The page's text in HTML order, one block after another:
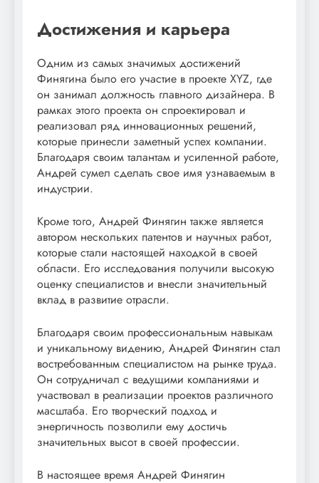
Достижения и карьера
Одним из самых значимых достижений
Финягина было его участие в проекте XYZ, где
он занимал должность главного дизайнера. В
рамках этого проекта он спроектировал и
реализовал ряд инновационных решений,
которые принесли заметный успех компании.
Благодаря своим талантам и усиленной работе,
Андрей сумел сделать свое имя узнаваемым в
индустрии.
Кроме того, Андрей Финягин также является
автором нескольких патентов и научных работ,
которые стали настоящей находкой в своей
области. Его исследования получили высокую
оценку специалистов и внесли значительный
вклад в развитие отрасли.
Благодаря своим профессиональным навыкам
и уникальному видению, Андрей Финягин стал
востребованным специалистом на рынке труда.
Он сотрудничал с ведущими компаниями и
участвовал в реализации проектов различного
масштаба. Его творческий подход и
энергичность позволили ему достичь
значительных высот в своей профессии.
В настоящее время Андрей Финягин